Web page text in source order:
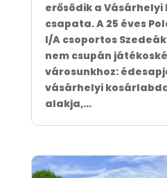
erősödik a Vásárhelyi
csapata. A 25 éves
I/A csoportos
nem csupán
városunkhoz:
vásárhelyi
alakja,...